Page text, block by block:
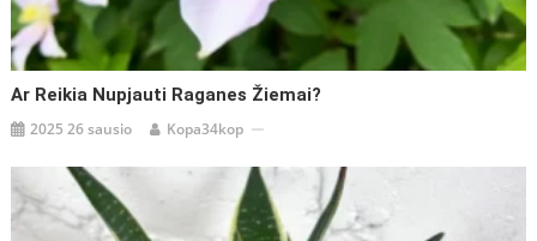
Ar Reikia Nupjauti Raganes Žiemai?
2025 26 sausio Kopa34kop